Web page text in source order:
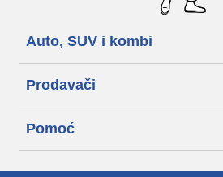
Auto, SUV i kombi
Prodavači
Pomoć